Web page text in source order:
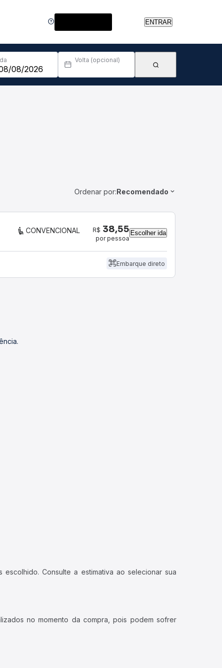
ENTRAR
Volta (opcional)
Ordenar por:Recomendado
CONVENCIONAL R$ 38,55
por pessoa
Escolher ida
Embarque direto
Consulte a estimativa ao selecionar sua
no momento da compra, pois podem sofrer